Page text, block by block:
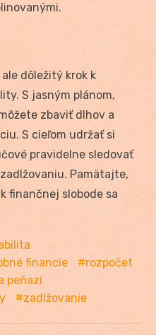
dôležitý krok k
S jasným plánom,
zbaviť dlhov a
S cieľom udržať si
pravidelne sledovať
Pamätajte,
finančnej slobode sa
financie
rozpočet
peňazí
zadlžovanie